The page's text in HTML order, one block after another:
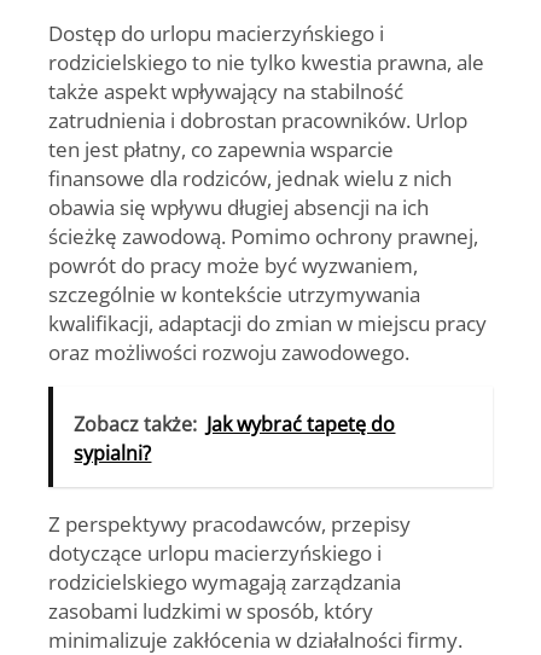
Dostęp do urlopu macierzyńskiego i
rodzicielskiego to nie tylko kwestia prawna, ale
także aspekt wpływający na stabilność
zatrudnienia i dobrostan pracowników. Urlop
ten jest płatny, co zapewnia wsparcie
finansowe dla rodziców, jednak wielu z nich
obawia się wpływu długiej absencji na ich
ścieżkę zawodową. Pomimo ochrony prawnej,
powrót do pracy może być wyzwaniem,
szczególnie w kontekście utrzymywania
kwalifikacji, adaptacji do zmian w miejscu pracy
oraz możliwości rozwoju zawodowego.
Zobacz także: Jak wybrać tapetę do
sypialni?
Z perspektywy pracodawców, przepisy
dotyczące urlopu macierzyńskiego i
rodzicielskiego wymagają zarządzania
zasobami ludzkimi w sposób, który
minimalizuje zakłócenia w działalności firmy.